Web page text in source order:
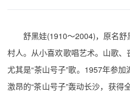
舒黑娃(1910～2004)，原名
村人。从小喜欢歌唱艺术。山歌、
尤其是“茶山号子”歌。1957年参加
激昂的“茶山号子”轰动长沙，获得